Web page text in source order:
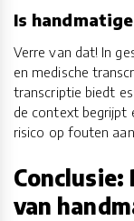
Is
Verre van dat! In
en medische
transcriptie biedt
de context begrijpt
risico op fouten
Conclusie:
van